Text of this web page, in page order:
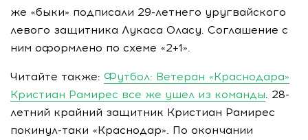
же «быки» подписали 29-летнего уругвайского
левого защитника Лукаса Оласу. Соглашение с
ним оформлено по схеме «2+1».
Читайте также: Футбол: Ветеран «Краснодара»
Кристиан Рамирес все же ушел из команды. 28-
летний крайний защитник Кристиан Рамирес
покинул-таки «Краснодар». По окончании